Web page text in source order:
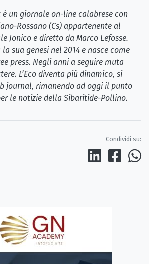
un giornale on-line calabrese con
Rossano (Cs) appartenente al
Jonico e diretto da Marco Lefosse.
sua genesi nel 2014 e nasce come
press. Negli anni a seguire muta
L’Eco diventa più dinamico, si
journal, rimanendo ad oggi il punto
le notizie della Sibaritide-Pollino.
Condividi su: